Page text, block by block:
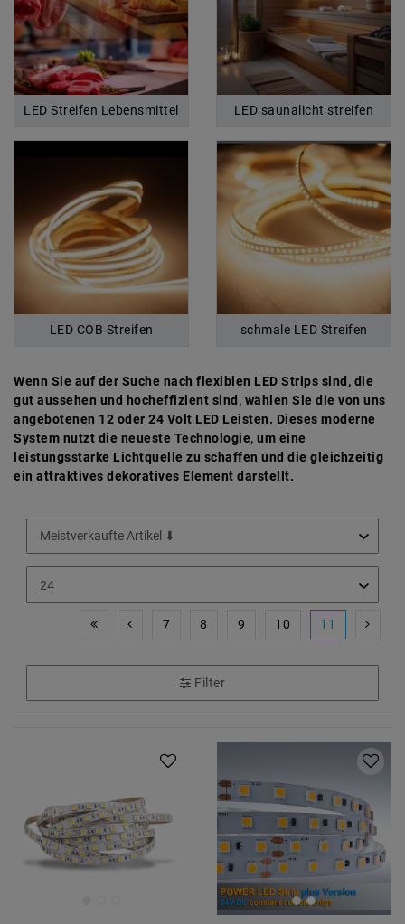
LED Streifen Lebensmittel LED saunalicht streifen
LED COB Streifen schmale LED Streifen
Wenn Sie auf der Suche nach flexiblen LED Strips sind, die
gut aussehen und hocheffizient sind, wählen Sie die von uns
angebotenen 12 oder 24 Volt LED Leisten. Dieses moderne
System nutzt die neueste Technologie, um eine
leistungsstarke Lichtquelle zu schaffen und die gleichzeitig
ein attraktives dekoratives Element darstellt.
7 8 9 10 11
Filter